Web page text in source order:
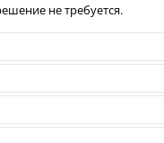
не требуется.